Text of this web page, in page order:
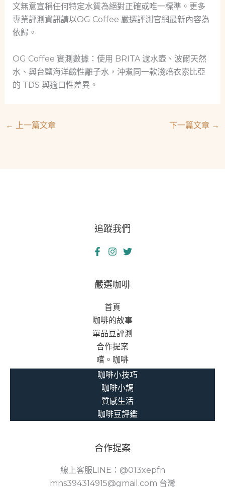
文無意宣稱任何特定水質為絕對正確或唯一標準。更多
專業評測資訊請以OG Coffee 嚴選評測官網最新內容為
依歸。
OG Coffee 實測數據：使用 BRITA 濾水壺、波爾天然
水、與台鹽海洋鹼性離子水，沖煮同一款淺焙衣索比亞
的 TDS 與適口性差異。
← 上一篇文章 下一篇文章 →
追蹤我們
嚴選咖啡
首頁
咖啡的故事
單品豆評測
合作提案
嚐。咖啡
咖啡小技巧
咖啡小調
質感生活
咖啡豆評鑑
合作提案
線上客服LINE：@013xepfn
mns394314915@gmail.com 台灣